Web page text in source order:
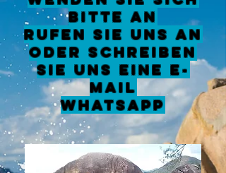
bitte an
Rufen Sie uns an
oder schreiben
Sie uns eine E-
Mail
Whatsapp